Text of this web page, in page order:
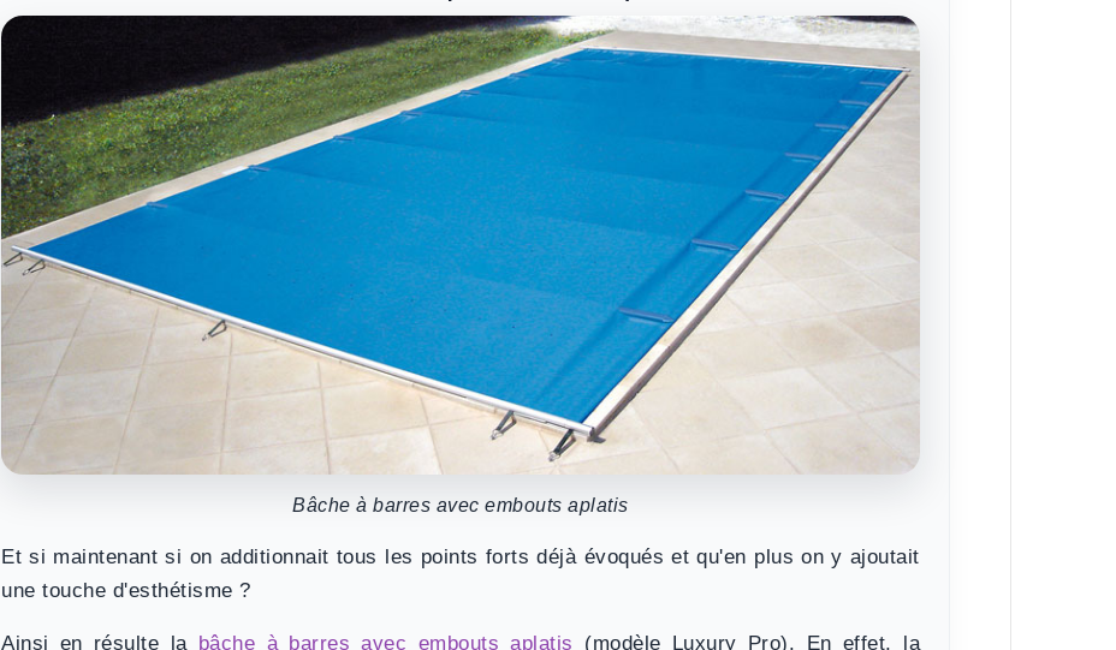
Bâche à barres avec embouts aplatis
Et si maintenant si on additionnait tous les points forts déjà évoqués et qu'en plus on y ajoutait
une touche d'esthétisme ?
Ainsi en résulte la bâche à barres avec embouts aplatis (modèle Luxury Pro). En effet, la